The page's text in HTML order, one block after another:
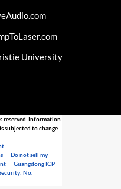
University
reserved. Information
subjected to change
|Do not sell my
|Guangdong ICP
No.